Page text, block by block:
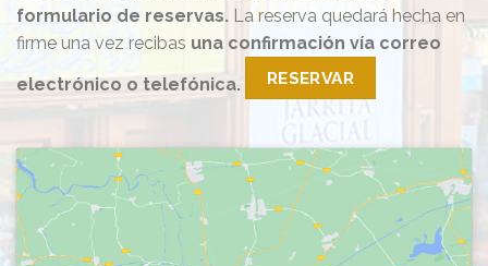
formulario de reservas. La reserva quedará hecha en
firme una vez recibas una confirmación vía correo
electrónico o telefónica. RESERVAR